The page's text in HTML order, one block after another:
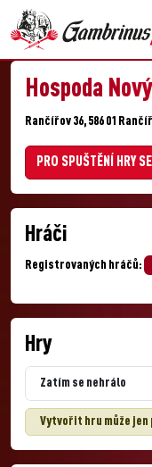
Hospoda
Rančířov 36, 586 01
PRO SPUŠTĚNÍ HRY
Hráči
Registrovaných hráčů:
Hry
Zatím se nehrálo
Vytvořit hru může